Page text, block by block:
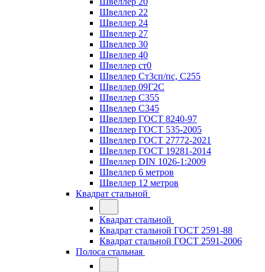
Швеллер 22
Швеллер 24
Швеллер 27
Швеллер 30
Швеллер 40
Швеллер ст0
Швеллер Ст3сп/пс, С255
Швеллер 09Г2С
Швеллер С355
Швеллер С345
Швеллер ГОСТ 8240-97
Швеллер ГОСТ 535-2005
Швеллер ГОСТ 27772-2021
Швеллер ГОСТ 19281-2014
Швеллер DIN 1026-1:2009
Швеллер 6 метров
Швеллер 12 метров
Квадрат стальной
Квадрат стальной
Квадрат стальной ГОСТ 2591-88
Квадрат стальной ГОСТ 2591-2006
Полоса стальная